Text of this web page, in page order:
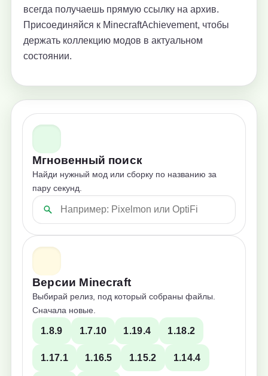
всегда получаешь прямую ссылку на архив.
Присоединяйся к MinecraftAchievement, чтобы
держать коллекцию модов в актуальном
состоянии.
Мгновенный поиск
Найди нужный мод или сборку по названию за
пару секунд.
Версии Minecraft
Выбирай релиз, под который собраны файлы.
Сначала новые.
1.8.9 1.7.10 1.19.4 1.18.2
1.17.1 1.16.5 1.15.2 1.14.4